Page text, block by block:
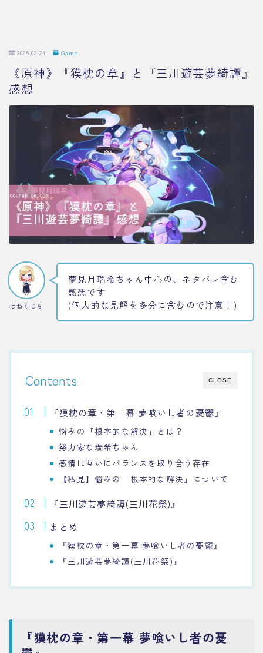
2025.02.24 Game
《原神》『獏枕の章』と『三川遊芸夢綺譚』
感想
はねくじら
夢見月瑞希ちゃん中心の、ネタバレ含む
感想です
(個人的な見解を多分に含むので注意！)
CLOSE
Contents
『獏枕の章・第一幕 夢喰いし者の憂鬱』
悩みの「根本的な解決」とは？
努力家な瑞希ちゃん
感情は互いにバランスを取り合う存在
【私見】悩みの「根本的な解決」について
『三川遊芸夢綺譚(三川花祭)』
まとめ
『獏枕の章・第一幕 夢喰いし者の憂鬱』
『三川遊芸夢綺譚(三川花祭)』
『獏枕の章・第一幕 夢喰いし者の憂